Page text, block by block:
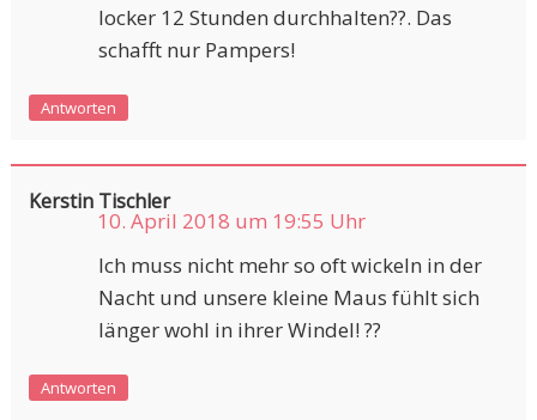
locker 12 Stunden durchhalten??. Das
schafft nur Pampers!
Antworten
Kerstin Tischler
10. April 2018 um 19:55 Uhr
Ich muss nicht mehr so oft wickeln in der
Nacht und unsere kleine Maus fühlt sich
länger wohl in ihrer Windel! ??
Antworten